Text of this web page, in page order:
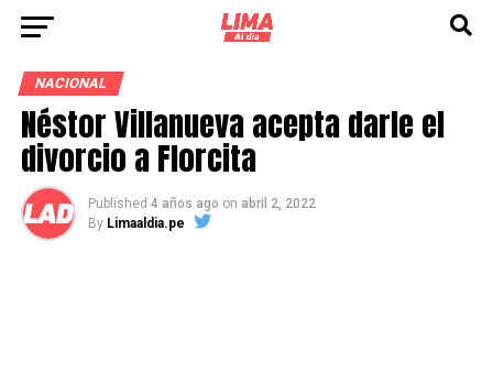
NACIONAL
Néstor Villanueva acepta darle el
divorcio a Florcita
Published 4 años ago on abril 2, 2022
By Limaaldia.pe